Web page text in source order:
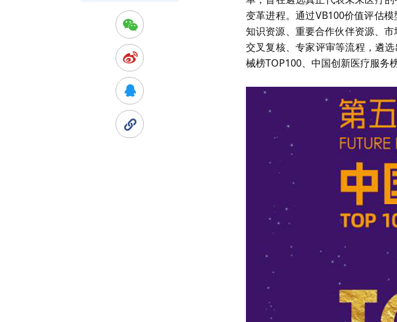
变革进程。通过VB100价值评估
知识资源、重要合作伙伴资源、
交叉复核、专家评审等流程，遴
械榜TOP100、中国创新医疗服务